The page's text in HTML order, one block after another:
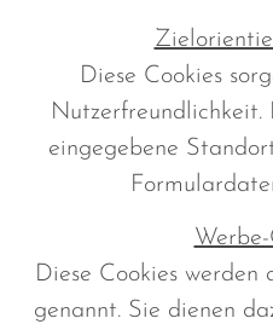
Diese Cookies
Nutzerfreundlichkeit.
eingegebene
Diese Cookies werden
genannt. Sie dienen